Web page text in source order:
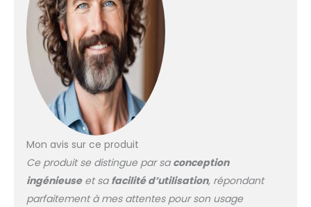
6 ans AISN : B08337KDPT
R8*2 8 ans ASIN :
B08336NHT9, R3468 4
poupées pour enfants
ASIN : B06XHJRNK3
Mon avis sur ce produit
Ce produit se distingue par sa conception
ingénieuseet sa facilité d’utilisation, répondant
parfaitement à mes attentes pour son usage